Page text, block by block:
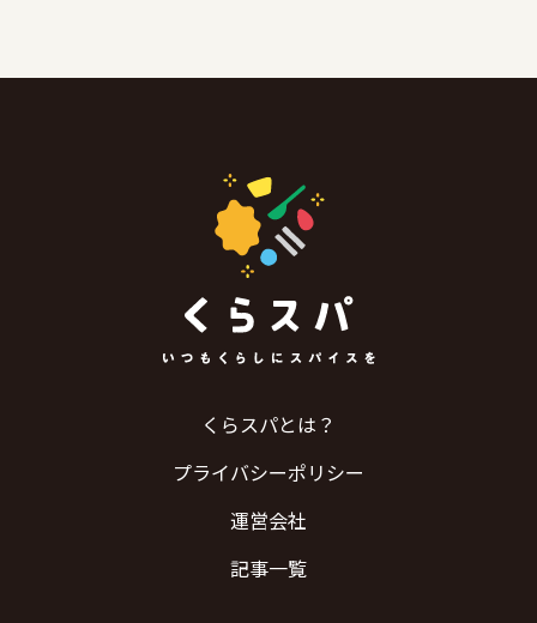
くらスパとは？
プライバシーポリシー
運営会社
記事一覧